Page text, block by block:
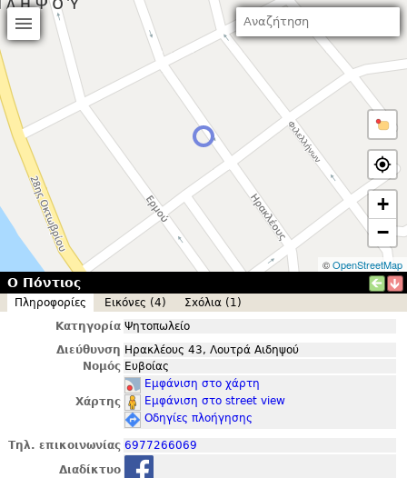
+
−
©OpenStreetMap
Ο Πόντιος
Πληροφορίες Εικόνες (4)
Σxόλια (1)
Κατηγορία Ψητοπωλείο
Διεύθυνση Ηρακλέους 43, Λουτρά Αιδηψού
Νομός Ευβοίας
Χάρτης
Εμφάνιση στο χάρτη
Εμφάνιση στο street view
Οδηγίες πλοήγησης
Τηλ. επικοινωνίας 6977266069
Διαδίκτυο